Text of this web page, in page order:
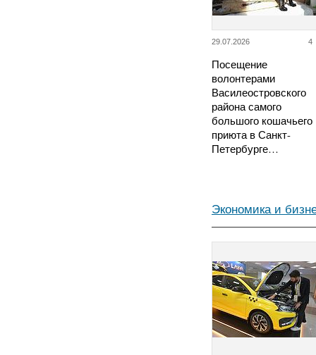
29.07.2026 4
Посещение
волонтерами
Василеостровского
района самого
большого кошачьего
приюта в Санкт-
Петербурге…
Экономика и